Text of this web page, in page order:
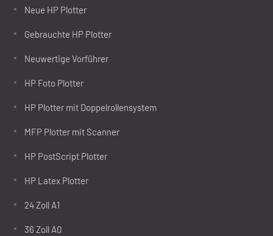
Neue HP Plotter
Gebrauchte HP Plotter
Neuwertige Vorführer
HP Foto Plotter
HP Plotter mit Doppelrollensystem
MFP Plotter mit Scanner
HP PostScript Plotter
HP Latex Plotter
24 Zoll A1
36 Zoll A0